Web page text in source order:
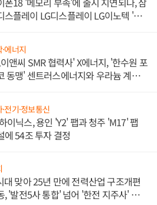
스플레이 LG디스플레이 LG이노텍 '탈
에너지
앤씨 SMR 협력사' X에너지, '한수원 포
동맹' 센트러스에너지와 우라늄 계약
전기·정보통신
이닉스, 용인 'Y2' 팹과 청주 'M17' 팹
에 54조 투자 결정
대 맞아 25년 만에 전력산업 구조개편
, '발전5사 통합' 넘어 '한전 지주사' 재편